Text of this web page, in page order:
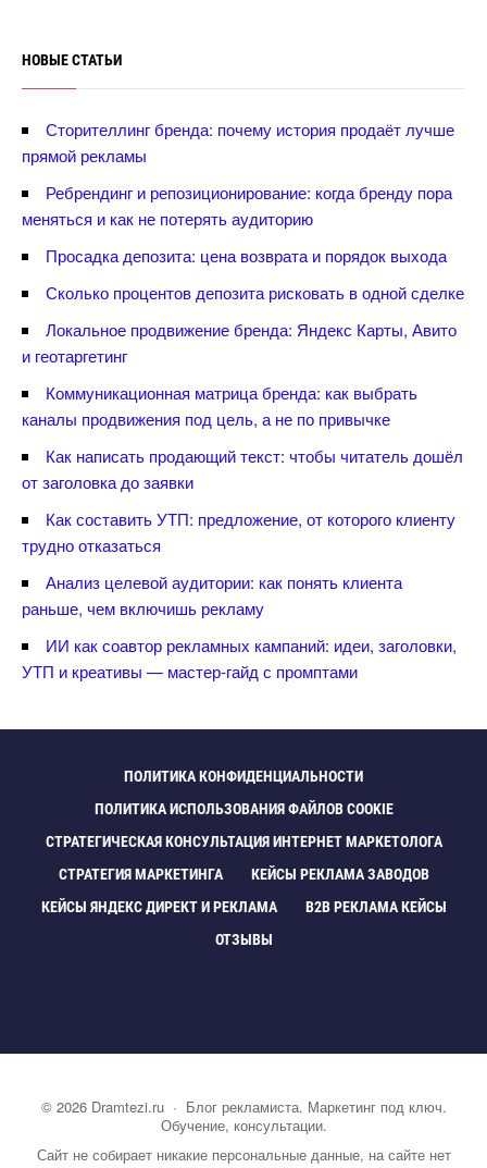
НОВЫЕ СТАТЬИ
Сторителлинг бренда: почему история продаёт лучше
прямой рекламы
Ребрендинг и репозиционирование: когда бренду пора
меняться и как не потерять аудиторию
Просадка депозита: цена возврата и порядок выхода
Сколько процентов депозита рисковать в одной сделке
Локальное продвижение бренда: Яндекс Карты, Авито
и геотаргетин
Коммуникационная матрица бренда: как выбрать
каналы продвижения под цель, а не по привычке
Как написать продающий текст: чтобы читатель дошёл
от заголовка до заявки
Как составить УТП: предложение, от которого клиенту
трудно отказаться
Анализ целевой аудитории: как понять клиента
раньше, чем включишь рекламу
ИИ как соавтор рекламных кампаний: идеи, заголовки,
УТП и креативы — мастер-гайд с промптами
ПОЛИТИКА КОНФИДЕНЦИАЛЬНОСТИ
ПОЛИТИКА ИСПОЛЬЗОВАНИЯ ФАЙЛОВ COOKIE
СТРАТЕГИЧЕСКАЯ КОНСУЛЬТАЦИЯ ИНТЕРНЕТ МАРКЕТОЛОГА
СТРАТЕГИЯ МАРКЕТИНГА
КЕЙСЫ РЕКЛАМА ЗАВОДО
КЕЙСЫ ЯНДЕКС ДИРЕКТ И РЕКЛАМА
B2B РЕКЛАМА КЕЙСЫ
ОТЗЫВЫ
© 2026 Dramtezi.ru· Блог рекламиста. Маркетинг под ключ.
Обучение, консультации.
Сайт не собирает никакие персональные данные, на сайте нет